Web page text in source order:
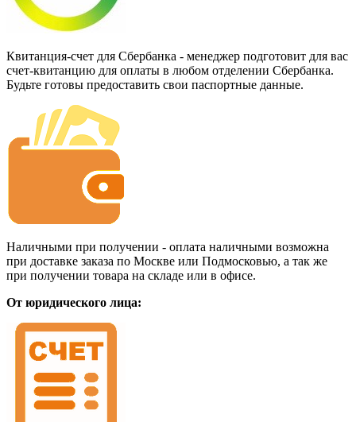
Квитанция-счет для Сбербанка - менеджер подготовит для вас
счет-квитанцию для оплаты в любом отделении Сбербанка.
Будьте готовы предоставить свои паспортные данные.
Наличными при получении - оплата наличными возможна
при доставке заказа по Москве или Подмосковью, а так же
при получении товара на складе или в офисе.
От юридического лица: